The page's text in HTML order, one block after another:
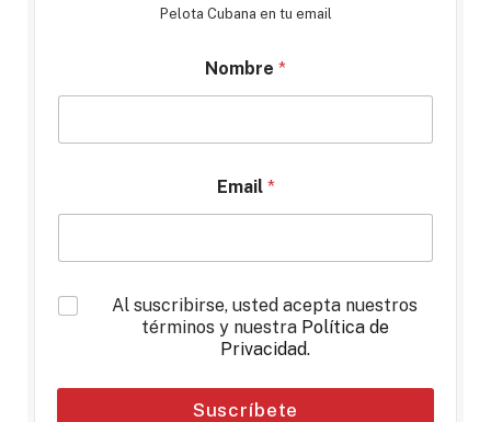
Pelota Cubana en tu email
Nombre *
Email *
*
Al suscribirse, usted acepta nuestros
términos y nuestra Política de
Privacidad.
Suscríbete